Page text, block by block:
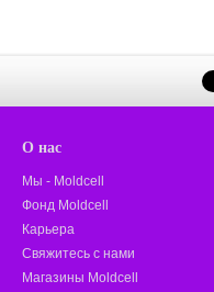
О нас
Мы - Moldcell
Фонд Moldcell
Карьера
Свяжитесь с нами
Магазины Moldcell